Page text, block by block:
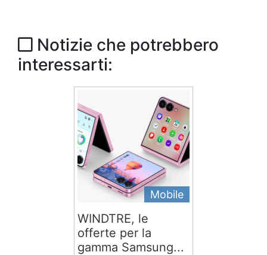
Notizie che potrebbero
interessarti:
Mobile
WINDTRE, le
offerte per la
gamma Samsung...